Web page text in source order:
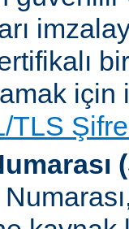
için
TLS
(